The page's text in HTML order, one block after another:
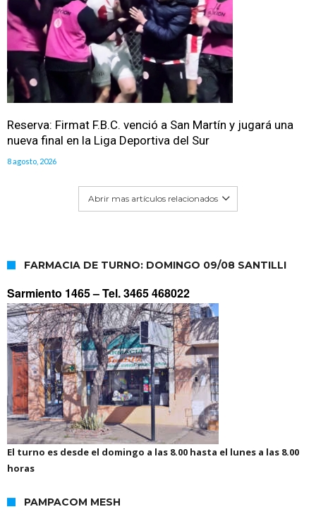
Reserva: Firmat F.B.C. venció a San Martín y jugará una
nueva final en la Liga Deportiva del Sur
8 agosto, 2026
Abrir mas artículos relacionados
FARMACIA DE TURNO: DOMINGO 09/08 SANTILLI
Sarmiento 1465 –Tel. 3465 468022
El turno es desde el domingo a las 8.00 hasta el lunes a las 8.00
horas
PAMPACOM MESH